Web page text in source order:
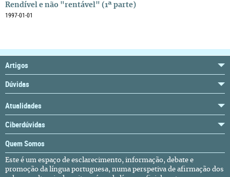
Rendível e não "rentável" (1ª parte)
1997-01-01
Artigos
Dúvidas
Atualidades
Ciberdúvidas
Quem Somos
Este é um espaço de esclarecimento, informação, debate e
promoção da língua portuguesa, numa perspetiva de afirmação dos